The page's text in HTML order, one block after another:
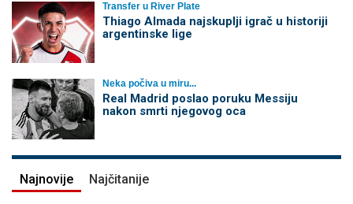
Transfer u River Plate
Thiago Almada najskuplji igrač u historiji
argentinske lige
Neka počiva u miru...
Real Madrid poslao poruku Messiju
nakon smrti njegovog oca
Najnovije Najčitanije